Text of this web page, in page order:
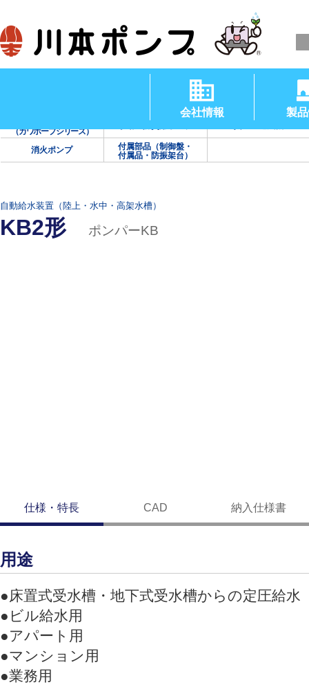
会社情報 製
（温水用水中ポンプ）
（カワホープシリーズ）
消火ポンプ
付属部品（制御盤・
付属品・防振架台）
自動給水装置（陸上・水中・高架水槽）
KB2形 ポンパーKB
仕様・特長 CAD 納入仕様書
用途
●床置式受水槽・地下式受水槽からの定圧給水
●ビル給水用
●アパート用
●マンション用
●業務用